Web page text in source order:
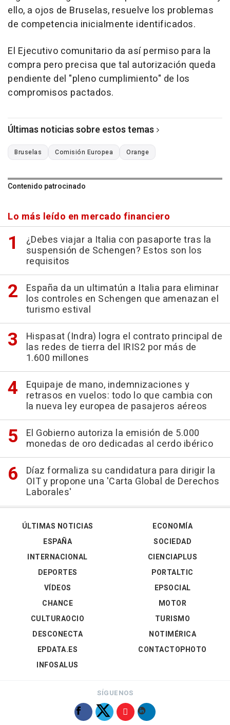
ello, a ojos de Bruselas, resuelve los problemas
de competencia inicialmente identificados.
El Ejecutivo comunitario da así permiso para la
compra pero precisa que tal autorización queda
pendiente del "pleno cumplimiento" de los
compromisos pactados.
Últimas noticias sobre estos temas
Bruselas Comisión Europea Orange
Contenido patrocinado
Lo más leído en mercado financiero
¿Debes viajar a Italia con pasaporte tras la
suspensión de Schengen? Estos son los
requisitos
España da un ultimatún a Italia para eliminar
los controles en Schengen que amenazan el
turismo estival
Hispasat (Indra) logra el contrato principal de
las redes de tierra del IRIS2 por más de
1.600 millones
Equipaje de mano, indemnizaciones y
retrasos en vuelos: todo lo que cambia con
la nueva ley europea de pasajeros aéreos
El Gobierno autoriza la emisión de 5.000
monedas de oro dedicadas al cerdo ibérico
Díaz formaliza su candidatura para dirigir la
OIT y propone una 'Carta Global de Derechos
Laborales'
ÚLTIMAS NOTICIAS
ESPAÑA
INTERNACIONAL
DEPORTES
VÍDEOS
ECONOMÍA
SOCIEDAD
CIENCIAPLUS
PORTALTIC
EPSOCIAL
CHANCE
CULTURAOCIO
DESCONECTA
EPDATA.ES
INFOSALUS
MOTOR
TURISMO
NOTIMÉRICA
CONTACTOPHOTO
SÍGUENOS